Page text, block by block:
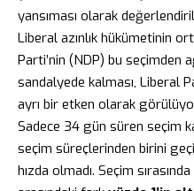
yansıması olarak
Liberal azınlık hükümetinin
Parti’nin (NDP) bu seçimden
sandalyede kalması, Liberal
ayrı bir etken olarak
Sadece 34 gün süren seçim
seçim süreçlerinden birini
hızda olmadı. Seçim